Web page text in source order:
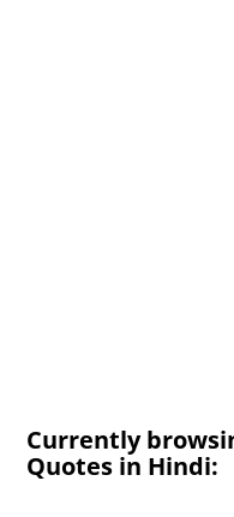
Currently
Quotes in Hindi: